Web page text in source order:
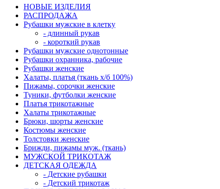
НОВЫЕ ИЗДЕЛИЯ
РАСПРОДАЖА
Рубашки мужские в клетку
- длинный рукав
- короткий рукав
Рубашки мужские однотонные
Рубашки охранника, рабочие
Рубашки женские
Халаты, платья (ткань х/б 100%)
Пижамы, сорочки женские
Туники, футболки женские
Платья трикотажные
Халаты трикотажные
Брюки, шорты женские
Костюмы женские
Толстовки женские
Брижди, пижамы муж. (ткань)
МУЖСКОЙ ТРИКОТАЖ
ДЕТСКАЯ ОДЕЖДА
- Детские рубашки
- Детский трикотаж